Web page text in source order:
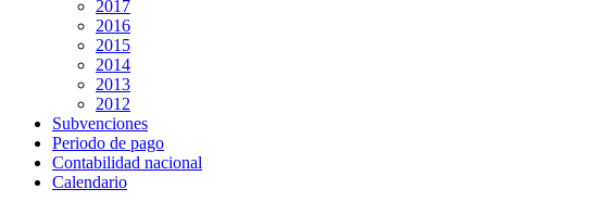
2017
2016
2015
2014
2013
2012
Subvenciones
Periodo de pago
Contabilidad nacional
Calendario